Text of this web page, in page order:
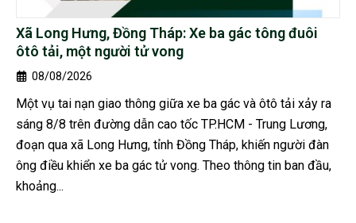
Xã Long Hưng, Đồng Tháp: Xe ba gác tông đuôi
ôtô tải, một người tử vong
08/08/2026
Một vụ tai nạn giao thông giữa xe ba gác và ôtô tải xảy ra
sáng 8/8 trên đường dẫn cao tốc TP.HCM - Trung Lương,
đoạn qua xã Long Hưng, tỉnh Đồng Tháp, khiến người đàn
ông điều khiển xe ba gác tử vong. Theo thông tin ban đầu,
khoảng...